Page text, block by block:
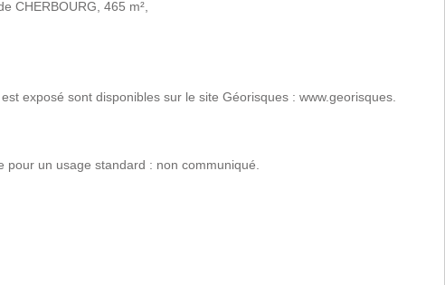
CHERBOURG, 465 m²,
exposé sont disponibles sur le site Géorisques : www.georisques.
un usage standard : non communiqué.